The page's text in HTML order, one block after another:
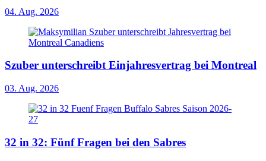
04. Aug. 2026
Szuber unterschreibt Einjahresvertrag bei Montreal
03. Aug. 2026
32 in 32: Fünf Fragen bei den Sabres